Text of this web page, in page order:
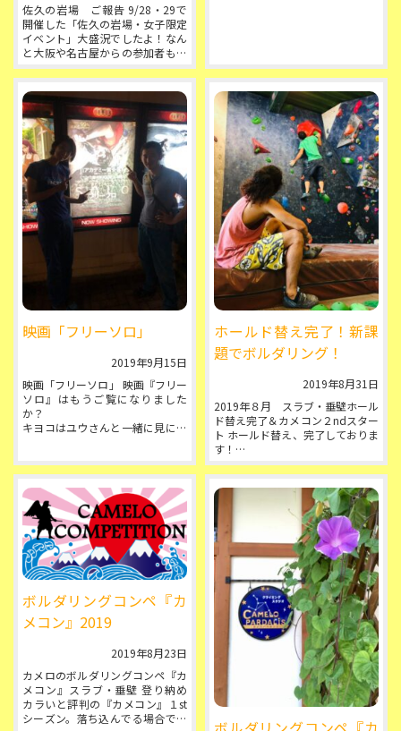
佐久の岩場 ご報告 9/28・29で
開催した「佐久の岩場・女子限定
イベント」大盛況でしたよ！なん
と大阪や名古屋からの参加者も！
わいわい にぎやかな２日間となり
ました◎
岩...
映画「フリーソロ」
2019年9月15日
映画「フリーソロ」 映画『フリー
ソロ』はもうご覧になりました
か？
キヨコはユウさんと一緒に見に行
オノルド君が高さ975mの断崖絶
壁を命綱なしで登るドキュメン
タ...
ホールド替え完了！新課
題でボルダリング！
2019年8月31日
2019年８月 スラブ・垂壁ホール
ド替え完了＆カメコン２ndスター
ト ホールド替え、完了しておりま
す！
疲れてぼーっとしてたらお知らせ
が遅くなってしまいました。ごめ
んなさい。
...
ボルダリングコンペ『カ
メコン』2019
2019年8月23日
カメロのボルダリングコンペ『カ
メコン』スラブ・垂壁 登り納め
カラいと評判の『カメコン』１st
シーズン。落ち込んでる場合では